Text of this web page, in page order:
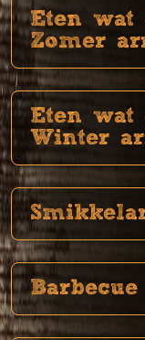
Eten wat
Zomer
Eten wat
Winter